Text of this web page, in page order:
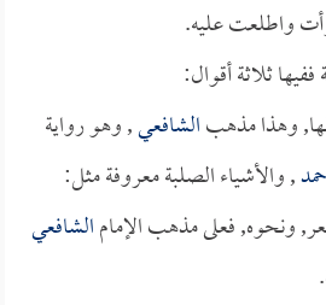
واطلعت عليه.
ففيها ثلاثة أقوال:
وهذا مذهبالشافعي, وهو رواية
, والأشياء الصلبة معروفة مثل:
ونحوه, فعلى مذهب الإمامالشافعي